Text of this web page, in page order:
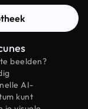
beelden?
AI-
kunt